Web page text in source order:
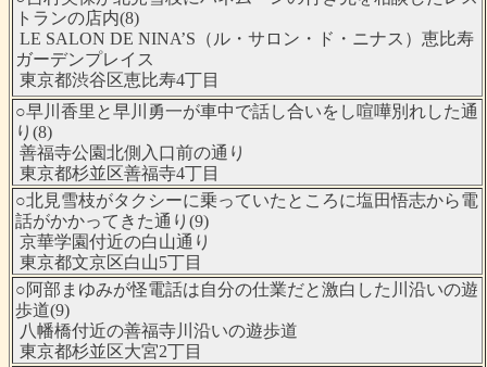
トランの店内(8)
LE SALON DE NINA’S（ル・サロン・ド・ニナス）恵比寿
ガーデンプレイス
東京都渋谷区恵比寿4丁目
○早川香里と早川勇一が車中で話し合いをし喧嘩別れした通
り(8)
善福寺公園北側入口前の通り
東京都杉並区善福寺4丁目
○北見雪枝がタクシーに乗っていたところに塩田悟志から電
話がかかってきた通り(9)
京華学園付近の白山通り
東京都文京区白山5丁目
○阿部まゆみが怪電話は自分の仕業だと激白した川沿いの遊
歩道(9)
八幡橋付近の善福寺川沿いの遊歩道
東京都杉並区大宮2丁目